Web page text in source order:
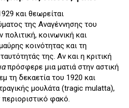
και θεωρείται
της Αναγέννησης του
κοινωνική και
κοινότητας και τη
της. Αν και η κριτική
πρόσφερε μια ματιά στην αστική
τη δεκαετία του 1920 και
μουλάτα (tragic mulatta),
φακό.